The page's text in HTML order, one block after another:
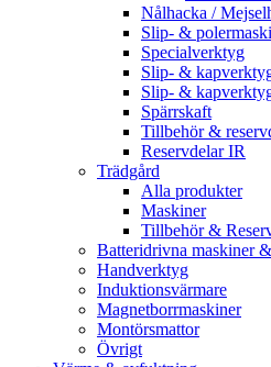
Nålhacka /
Slip- &
Specialverktyg
Slip- &
Slip- &
Spärrskaft
Tillbehör &
Reservdelar IR
Trädgård
Alla produkter
Maskiner
Tillbehör &
Batteridrivna maskiner
Handverktyg
Induktionsvärmare
Magnetborrmaskiner
Montörsmattor
Övrigt